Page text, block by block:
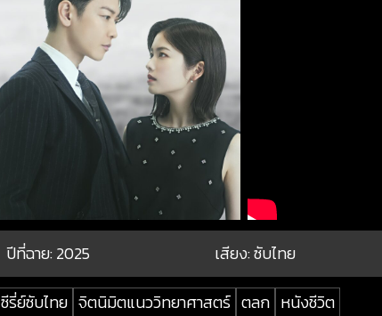
ปีที่ฉาย:2025 เสียง: ซับไทย
ซีรี่ย์ซับไทย จิตนิมิตแนววิทยาศาสตร์ ตลก หนังชีวิต